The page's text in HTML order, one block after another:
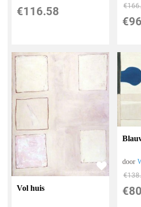
€116.58 €
€
Vol huis
door
€
€